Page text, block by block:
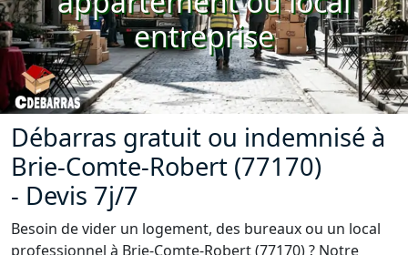
entreprise
Débarras gratuit ou indemnisé à
Brie-Comte-Robert (77170)
- Devis 7j/7
Besoin de vider un logement, des bureaux ou un local
professionnel à Brie-Comte-Robert (77170) ? Notre